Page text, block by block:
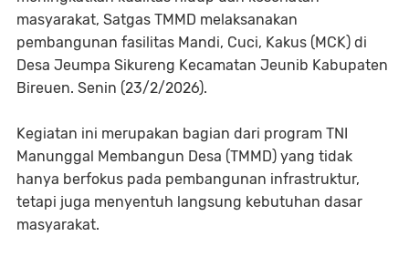
masyarakat, Satgas TMMD melaksanakan
pembangunan fasilitas Mandi, Cuci, Kakus (MCK) di
Desa Jeumpa Sikureng Kecamatan Jeunib Kabupaten
Bireuen. Senin (23/2/2026).
Kegiatan ini merupakan bagian dari program TNI
Manunggal Membangun Desa (TMMD) yang tidak
hanya berfokus pada pembangunan infrastruktur,
tetapi juga menyentuh langsung kebutuhan dasar
masyarakat.